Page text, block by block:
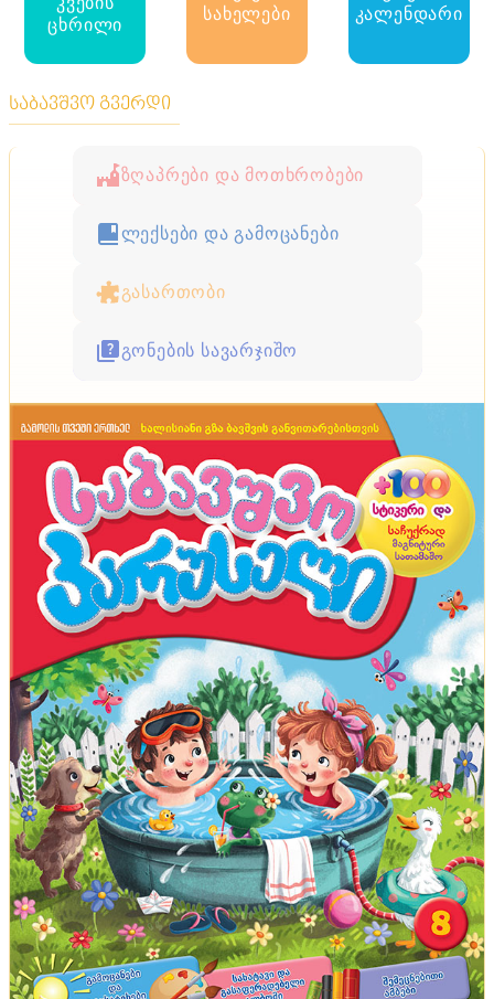
ცხრილი
სახელები
კალენდარი
საბავშვო გვერდი
ზღაპრები და მოთხრობები
ლექსები და გამოცანები
გასართობი
გონების სავარჯიშო